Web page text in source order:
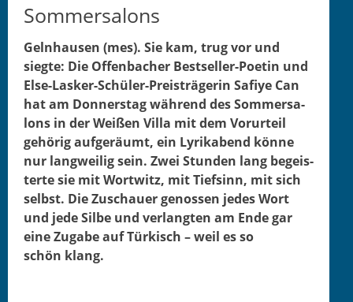
Sommersalons
Gelnhausen (mes). Sie kam, trug vor und
siegte: Die Offen­bach­er Best­seller-Poet­in und
Else-Lasker-Schüler-Preisträgerin Safiye Can
hat am Don­ner­stag während des Som­m­er­sa­
lons in der Weißen Vil­la mit dem Vorurteil
gehörig aufgeräumt, ein Lyrik­abend könne
nur lang­weilig sein. Zwei Stun­den lang begeis­
terte sie mit Wortwitz, mit Tief­sinn, mit sich
selb­st. Die Zuschauer genossen jedes Wort
und jede Silbe und ver­langten am Ende gar
eine Zugabe auf Türkisch – weil es so
schön klang.